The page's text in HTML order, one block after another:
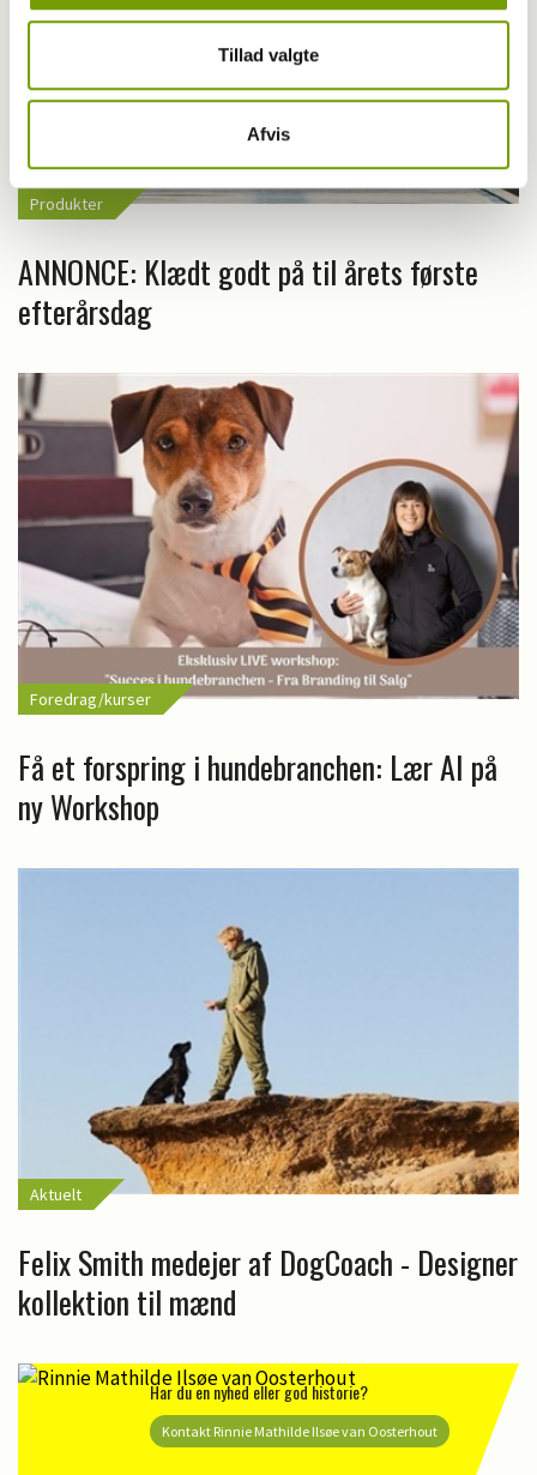
Tillad valgte
Afvis
Produkter
ANNONCE: Klædt godt på til årets første
efterårsdag
Foredrag/kurser
Få et forspring i hundebranchen: Lær AI på
ny Workshop
Aktuelt
Felix Smith medejer af DogCoach - Designer
kollektion til mænd
Har du en nyhed eller god historie?
Kontakt Rinnie Mathilde Ilsøe van Oosterhout